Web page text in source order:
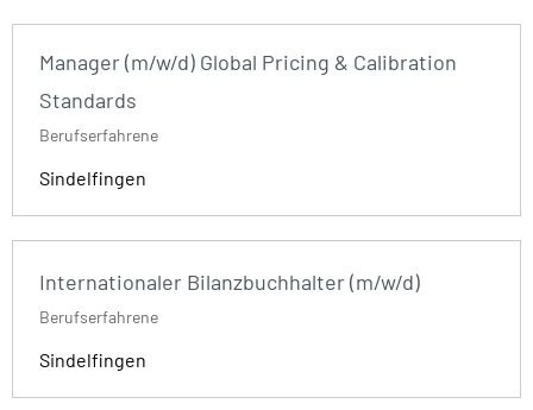
Manager (m/w/d) Global Pricing & Calibration
Standards
Berufserfahrene
Sindelfingen
Internationaler Bilanzbuchhalter (m/w/d)
Berufserfahrene
Sindelfingen